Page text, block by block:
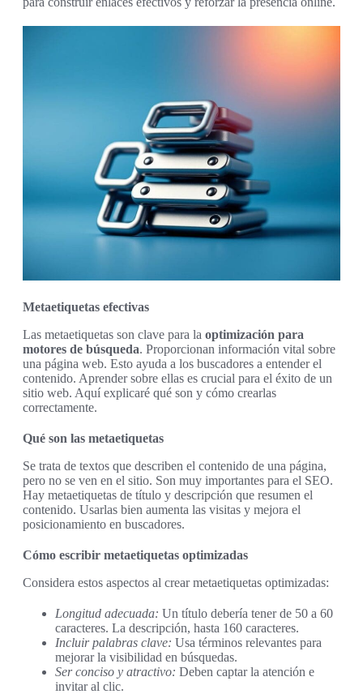
Metaetiquetas efectivas
Las metaetiquetas son clave para la optimización para
motores de búsqueda. Proporcionan información vital sobre
una página web. Esto ayuda a los buscadores a entender el
contenido. Aprender sobre ellas es crucial para el éxito de un
sitio web. Aquí explicaré qué son y cómo crearlas
correctamente.
Qué son las metaetiquetas
Se trata de textos que describen el contenido de una página,
pero no se ven en el sitio. Son muy importantes para el SEO.
Hay metaetiquetas de título y descripción que resumen el
contenido. Usarlas bien aumenta las visitas y mejora el
posicionamiento en buscadores.
Cómo escribir metaetiquetas optimizadas
Considera estos aspectos al crear metaetiquetas optimizadas:
Longitud adecuada: Un título debería tener de 50 a 60
caracteres. La descripción, hasta 160 caracteres.
Incluir palabras clave: Usa términos relevantes para
mejorar la visibilidad en búsquedas.
Ser conciso y atractivo: Deben captar la atención e
invitar al clic.